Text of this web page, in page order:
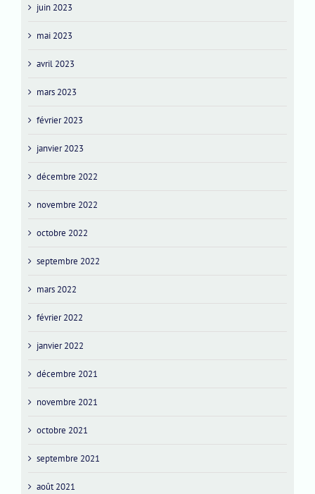
juin 2023
mai 2023
avril 2023
mars 2023
février 2023
janvier 2023
décembre 2022
novembre 2022
octobre 2022
septembre 2022
mars 2022
février 2022
janvier 2022
décembre 2021
novembre 2021
octobre 2021
septembre 2021
août 2021